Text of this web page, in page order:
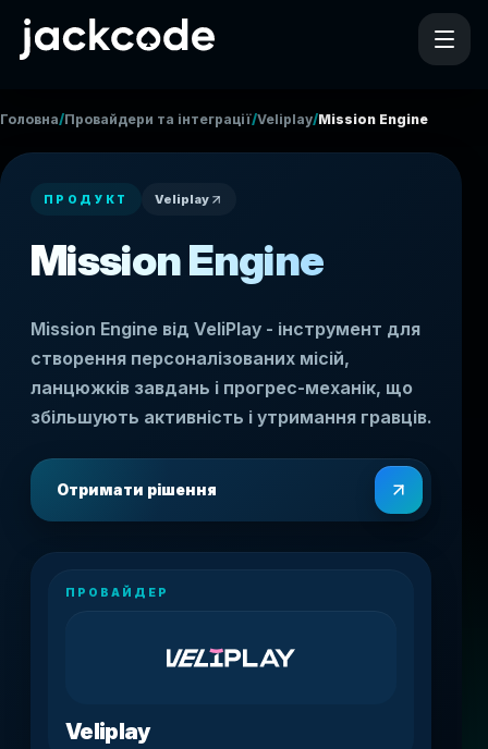
Головна/Провайдери та інтеграції/Veliplay/Mission Engine
ПРОДУКТ Veliplay
Mission Engine
Mission Engine від VeliPlay - інструмент для
створення персоналізованих місій,
ланцюжків завдань і прогрес-механік, що
збільшують активність і утримання гравців.
Отримати рішення
ПРОВАЙДЕР
Veliplay